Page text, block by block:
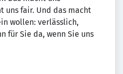
uns fair. Und das macht
wollen: verlässlich,
für Sie da, wenn Sie uns